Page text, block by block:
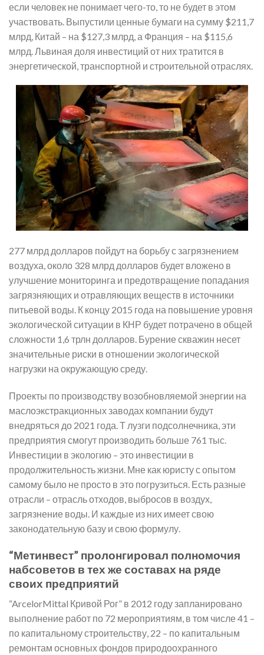
если человек не понимает чего-то, то не будет в этом
участвовать. Выпустили ценные бумаги на сумму $211,7
млрд, Китай – на $127,3 млрд, а Франция – на $115,6
млрд. Львиная доля инвестиций от них тратится в
энергетической, транспортной и строительной отраслях.
277 млрд долларов пойдут на борьбу с загрязнением
воздуха, около 328 млрд долларов будет вложено в
улучшение мониторинга и предотвращение попадания
загрязняющих и отравляющих веществ в источники
питьевой воды. К концу 2015 года на повышение уровня
экологической ситуации в КНР будет потрачено в общей
сложности 1,6 трлн долларов. Бурение скважин несет
значительные риски в отношении экологической
нагрузки на окружающую среду.
Проекты по производству возобновляемой энергии на
маслоэкстракционных заводах компании будут
внедряться до 2021 года. Т лузги подсолнечника, эти
предприятия смогут производить больше 761 тыс.
Инвестиции в экологию – это инвестиции в
продолжительность жизни. Мне как юристу с опытом
самому было не просто в это погрузиться. Есть разные
отрасли – отрасль отходов, выбросов в воздух,
загрязнение воды. И каждые из них имеет свою
законодательную базу и свою формулу.
“Метинвест” пролонгировал полномочия
набсоветов в тех же составах на ряде
своих предприятий
“ArcelorMittal Кривой Рог” в 2012 году запланировано
выполнение работ по 72 мероприятиям, в том числе 41 –
по капитальному строительству, 22 – по капитальным
ремонтам основных фондов природоохранного